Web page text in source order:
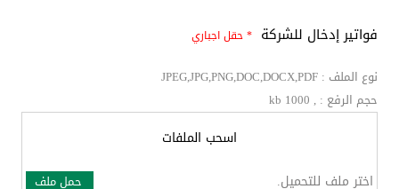
فواتير إدخال للشركة * حقل اجباري
حجم الرفع : , kb 1000
نوع الملف : JPEG,JPG,PNG,DOC,DOCX,PDF
اسحب الملفات
حمل ملف اختر ملف للتحميل.